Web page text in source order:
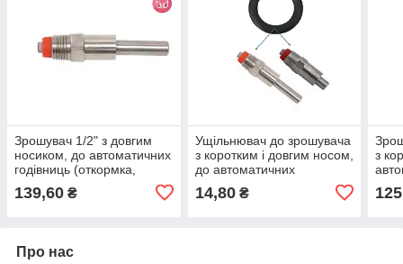
Зрошувач 1/2" з довгим
носиком, до автоматичних
годівниць (откормка,
(Німеччина)
139,60 ₴
Ущільнювач до зрошувача
з коротким і довгим носом,
до автоматичних
свиноматки) MONOFLO
14,80₴
з
Про нас